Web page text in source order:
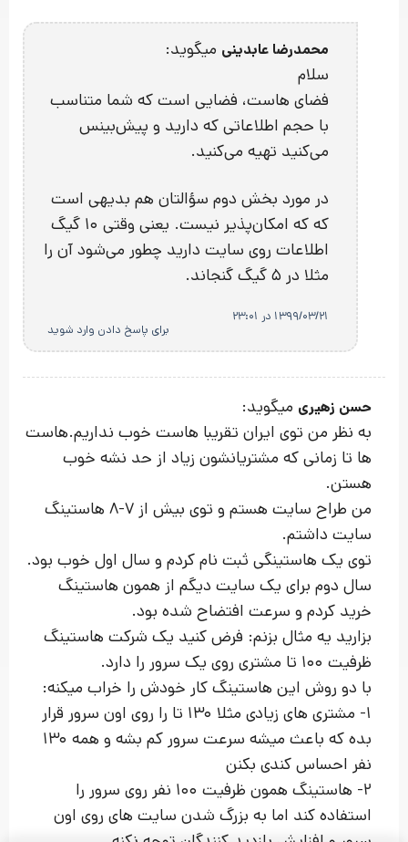
محمدرضا عابدینی میگوید:
سلام
فضای هاست، فضایی است که شما متناسب
با حجم اطلاعاتی که دارید و پیش‌بینس
می‌کنید تهیه می‌کنید.
در مورد بخش دوم سؤالتان هم بدیهی است
که که امکان‌پذیر نیست. یعنی وقتی ۱۰ گیگ
اطلاعات روی سایت دارید چطور می‌شود آن را
مثلا در ۵ گیگ گنجاند.
1399/03/21 در 23:01
برای پاسخ دادن وارد شوید
حسن زهیری میگوید:
به نظر من توی ایران تقریبا هاست خوب نداریم.هاست
ها تا زمانی که مشتریانشون زیاد از حد نشه خوب
هستن.
من طراح سایت هستم و توی بیش از 7-8 هاستینگ
سایت داشتم.
توی یک هاستینگی ثبت نام کردم و سال اول خوب بود.
سال دوم برای یک سایت دیگم از همون هاستینگ
خرید کردم و سرعت افتضاح شده بود.
بزارید یه مثال بزنم: فرض کنید یک شرکت هاستینگ
ظرفیت 100 تا مشتری روی یک سرور را دارد.
با دو روش این هاستینگ کار خودش را خراب میکنه:
1- مشتری های زیادی مثلا 130 تا را روی اون سرور قرار
بده که باعث میشه سرعت سرور کم بشه و همه 130
نفر احساس کندی بکنن
2- هاستینگ همون ظرفیت 100 نفر روی سرور را
استفاده کند اما به بزرگ شدن سایت های روی اون